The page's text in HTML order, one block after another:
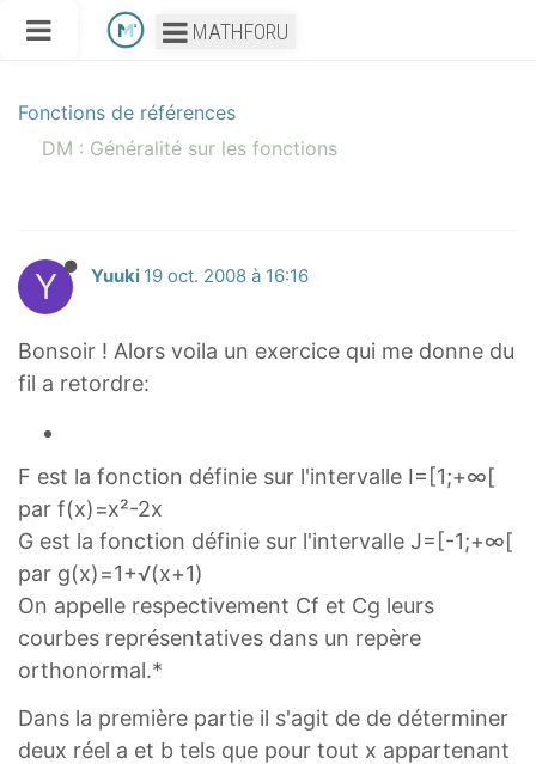
MATHFORU
Fonctions de références
DM : Généralité sur les fonctions
Y Yuuki 19 oct. 2008 à 16:16
Bonsoir ! Alors voila un exercice qui me donne du
fil a retordre:
F est la fonction définie sur l'intervalle I=[1;+∞[
par f(x)=x²-2x
G est la fonction définie sur l'intervalle J=[-1;+∞[
par g(x)=1+√(x+1)
On appelle respectivement Cf et Cg leurs
courbes représentatives dans un repère
orthonormal.*
Dans la première partie il s'agit de de déterminer
deux réel a et b tels que pour tout x appartenant